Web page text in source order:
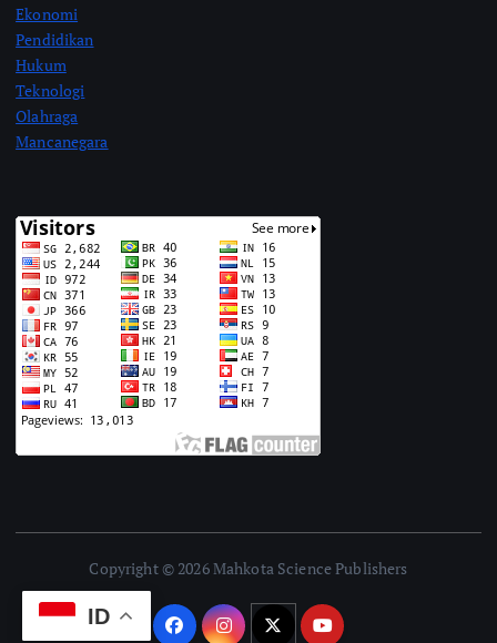
Ekonomi
Pendidikan
Hukum
Teknologi
Olahraga
Mancanegara
Copyright © 2026 Mahkota Science Publishers
ID